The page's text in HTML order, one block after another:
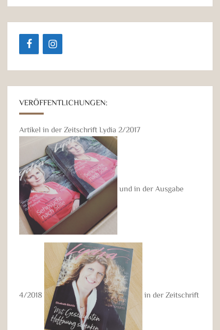
VERÖFFENTLICHUNGEN:
Artikel in der Zeitschrift Lydia 2/2017
und in der Ausgabe
4/2018 in der Zeitschrift